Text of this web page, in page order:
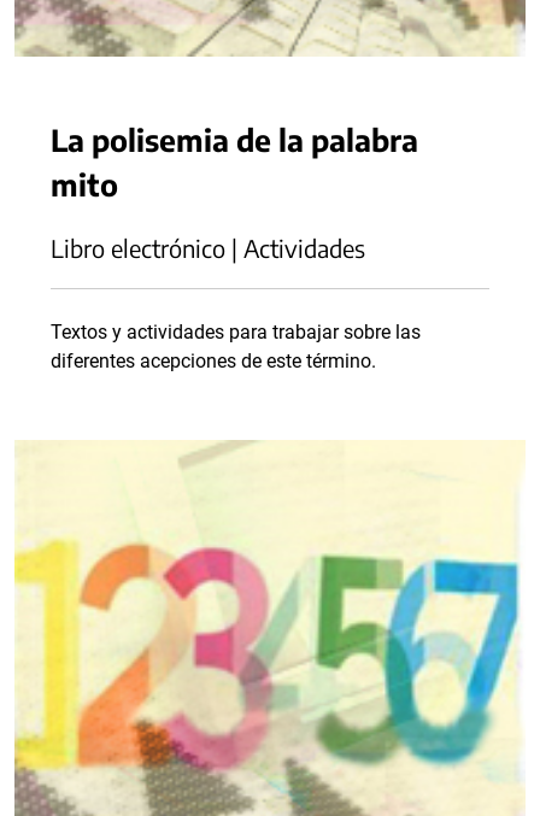
La polisemia de la palabra
mito
Libro electrónico | Actividades
Textos y actividades para trabajar sobre las
diferentes acepciones de este término.